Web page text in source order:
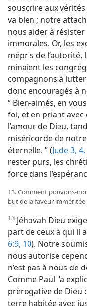
souscrire aux
va bien ; notre
nous aider à
immorales. Or, les
mépris de l’autorité,
minaient les
compagnons à lutter
donc encouragés à
“ Bien-aimés, en
foi, et en priant avec
l’amour de Dieu,
miséricorde de
éternelle. ” (Jude 3, 4,
rester purs, les
force dans
13. Comment pouvons-​
but de la faveur imméritée
13 Jéhovah Dieu
part de ceux à qui il
6:9, 10). Notre
nous autorise
n’est pas à nous de
Comme Paul l’a
prérogative de Dieu
terre habitée avec